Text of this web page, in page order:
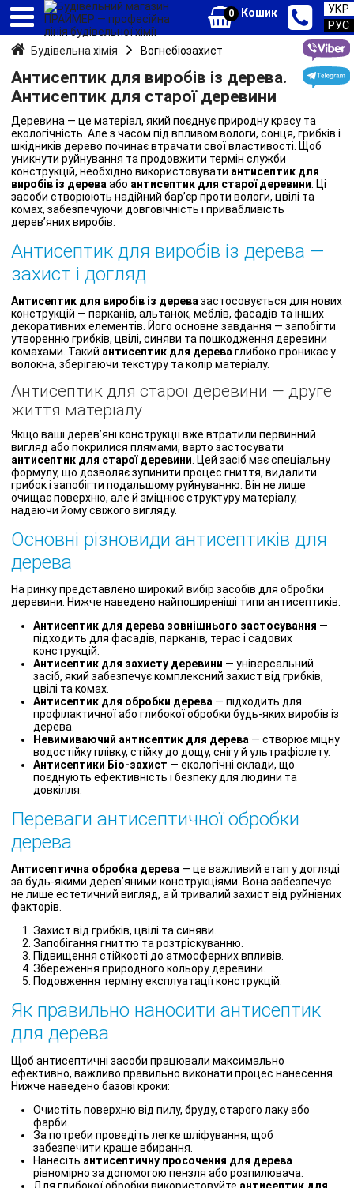
0 Кошик
УКР
РУС
Будівельна хімія
Вогнебіозахист
Антисептик для виробів із дерева.
Антисептик для старої деревини
Деревина — це матеріал, який поєднує природну красу та
екологічність. Але з часом під впливом вологи, сонця, грибків і
шкідників дерево починає втрачати свої властивості. Щоб
уникнути руйнування та продовжити термін служби
конструкцій, необхідно використовувати антисептик для
виробів із дерева або антисептик для старої деревини . Ці
засоби створюють надійний бар’єр проти вологи, цвілі та
комах, забезпечуючи довговічність і привабливість
дерев’яних виробів.
Антисептик для виробів із дерева —
захист і догляд
Антисептик для виробів із деревазастосовується для нових
конструкцій — парканів, альтанок, меблів, фасадів та інших
декоративних елементів. Його основне завдання — запобігти
утворенню грибків, цвілі, синяви та пошкодження деревини
комахами. Такий антисептик для дереваглибоко проникає у
волокна, зберігаючи текстуру та колір матеріалу.
Антисептик для старої деревини — друге
життя матеріалу
Якщо ваші дерев’яні конструкції вже втратили первинний
вигляд або покрилися плямами, варто застосувати
антисептик для старої деревини . Цей засіб має спеціальну
формулу, що дозволяє зупинити процес гниття, видалити
грибок і запобігти подальшому руйнуванню. Він не лише
очищає поверхню, але й зміцнює структуру матеріалу,
надаючи йому свіжого вигляду.
Основні різновиди антисептиків для
дерева
На ринку представлено широкий вибір засобів для обробки
деревини. Нижче наведено найпоширеніші типи антисептиків:
Антисептик для дерева зовнішнього застосування —
підходить для фасадів, парканів, терас і садових
конструкцій.
Антисептик для захисту деревини — універсальний
засіб, який забезпечує комплексний захист від грибків,
цвілі та комах.
Антисептик для обробки дерева — підходить для
профілактичної або глибокої обробки будь-яких виробів із
дерева.
Невимиваючий антисептик для дерева — створює міцну
водостійку плівку, стійку до дощу, снігу й ультрафіолету.
Антисептики Біо-захист — екологічні склади, що
поєднують ефективність і безпеку для людини та
довкілля.
Переваги антисептичної обробки
дерева
Антисептична обробка дерева — це важливий етап у догляді
за будь-якими дерев’яними конструкціями. Вона забезпечує
не лише естетичний вигляд, а й тривалий захист від руйнівних
факторів.
Захист від грибків, цвілі та синяви.
Запобігання гниттю та розтріскуванню.
Підвищення стійкості до атмосферних впливів.
Збереження природного кольору деревини.
Подовження терміну експлуатації конструкцій.
Як правильно наносити антисептик
для дерева
Щоб антисептичні засоби працювали максимально
ефективно, важливо правильно виконати процес нанесення.
Нижче наведено базові кроки:
Очистіть поверхню від пилу, бруду, старого лаку або
фарби.
За потреби проведіть легке шліфування, щоб
забезпечити краще вбирання.
Нанесіть антисептичну просочення для дерева
рівномірно за допомогою пензля або розпилювача.
Для глибокої обробки використовуйте антисептик для